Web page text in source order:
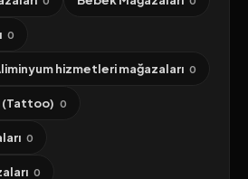
0
hizmetleri mağazaları 0
(Tattoo) 0
0
0